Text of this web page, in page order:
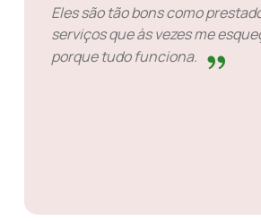
Eles são tão bons como
serviços que às vezes me
porque tudo funciona.